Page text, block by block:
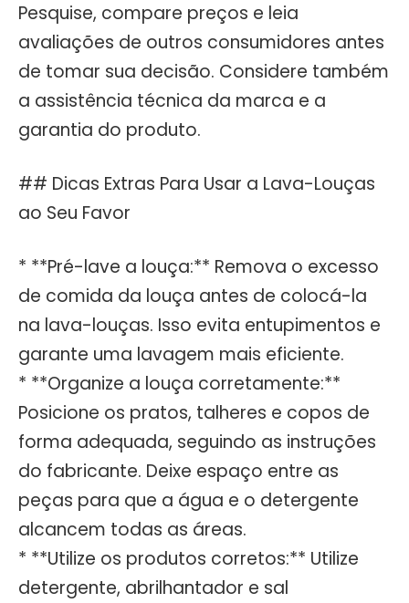
Pesquise, compare preços e leia
avaliações de outros consumidores antes
de tomar sua decisão. Considere também
a assistência técnica da marca e a
garantia do produto.
## Dicas Extras Para Usar a Lava-Louças
ao Seu Favor
* **Pré-lave a louça:** Remova o excesso
de comida da louça antes de colocá-la
na lava-louças. Isso evita entupimentos e
garante uma lavagem mais eficiente.
* **Organize a louça corretamente:**
Posicione os pratos, talheres e copos de
forma adequada, seguindo as instruções
do fabricante. Deixe espaço entre as
peças para que a água e o detergente
alcancem todas as áreas.
* **Utilize os produtos corretos:** Utilize
detergente, abrilhantador e sal